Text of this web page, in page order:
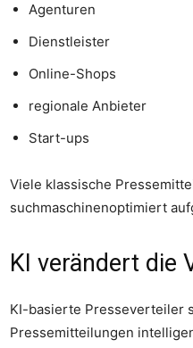
Agenturen
Dienstleister
Online-Shops
regionale Anbieter
Start-ups
Viele klassische
suchmaschinenoptimiert
KI verändert die
KI-basierte Presseverteiler
Pressemitteilungen